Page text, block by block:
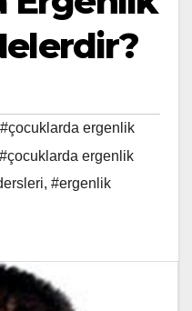
#çocuklarda ergenlik
#çocuklarda ergenlik
, #ergenlik